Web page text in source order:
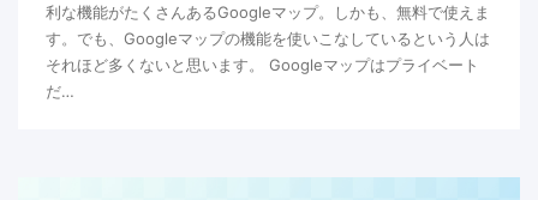
利な機能がたくさんあるGoogleマップ。しかも、無料で使えま
す。でも、Googleマップの機能を使いこなしているという人は
それほど多くないと思います。 Googleマップはプライベート
だ…